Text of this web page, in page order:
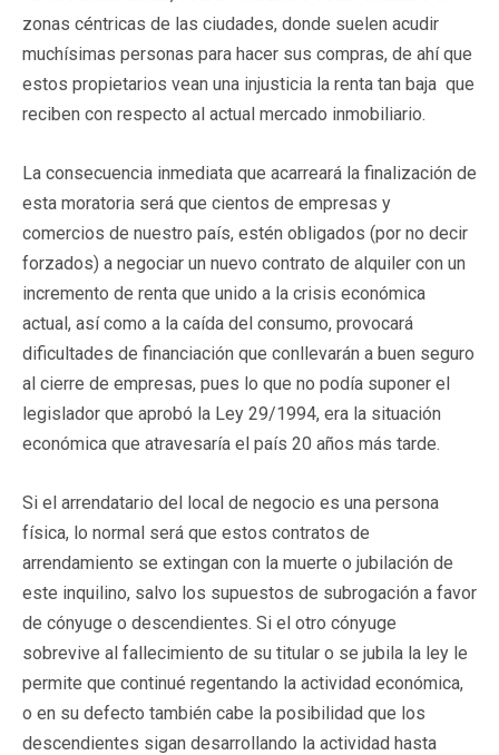
zonas céntricas de las ciudades, donde suelen acudir
muchísimas personas para hacer sus compras, de ahí que
estos propietarios vean una injusticia la renta tan baja que
reciben con respecto al actual mercado inmobiliario.
La consecuencia inmediata que acarreará la finalización de
esta moratoria será que cientos de empresas y
comercios de nuestro país, estén obligados (por no decir
forzados) a negociar un nuevo contrato de alquiler con un
incremento de renta que unido a la crisis económica
actual, así como a la caída del consumo, provocará
dificultades de financiación que conllevarán a buen seguro
al cierre de empresas, pues lo que no podía suponer el
legislador que aprobó la Ley 29/1994, era la situación
económica que atravesaría el país 20 años más tarde.
Si el arrendatario del local de negocio es una persona
física, lo normal será que estos contratos de
arrendamiento se extingan con la muerte o jubilación de
este inquilino, salvo los supuestos de subrogación a favor
de cónyuge o descendientes. Si el otro cónyuge
sobrevive al fallecimiento de su titular o se jubila la ley le
permite que continué regentando la actividad económica,
o en su defecto también cabe la posibilidad que los
descendientes sigan desarrollando la actividad hasta